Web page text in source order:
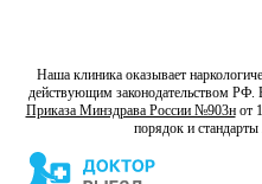
Наша клиника оказывает
действующим законодательством РФ.
Приказа Минздрава России №903нот
порядок и стандарты